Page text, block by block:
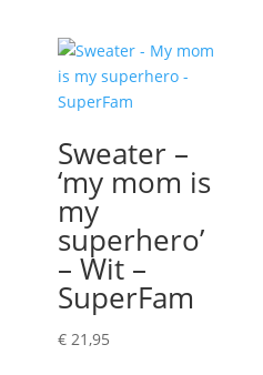
Sweater –
‘my mom is
my
superhero’
– Wit –
SuperFam
€ 21,95